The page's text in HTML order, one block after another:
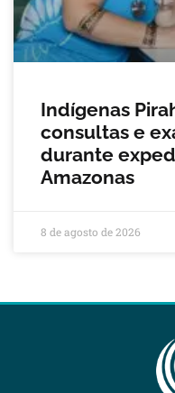
Indígenas
consultas e
durante
Amazonas
8 de agosto de 2026